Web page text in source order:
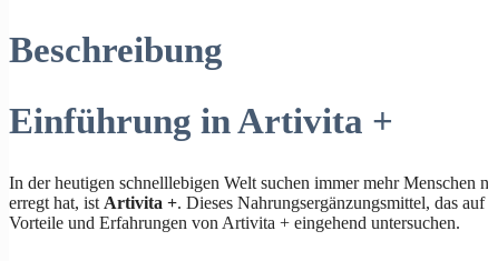
Beschreibung
Einführung in Artivita +
In der heutigen schnelllebigen Welt suchen immer mehr
erregt hat, ist Artivita +. Dieses Nahrungsergänzungsmittel, das
Vorteile und Erfahrungen von Artivita + eingehend untersuchen.